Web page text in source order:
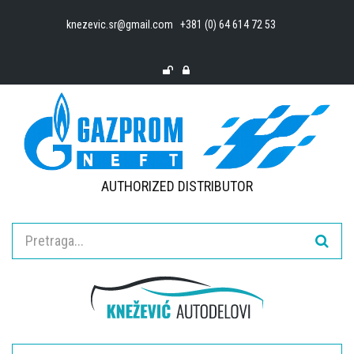
knezevic.sr@gmail.com +381 (0) 64 614 72 53
AUTHORIZED DISTRIBUTOR